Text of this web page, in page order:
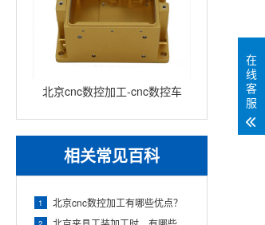
北京cnc数控加工-cnc数控车
床加工零件
相关常见百科
1 北京cnc数控加工有哪些优点？
在
线
客
服